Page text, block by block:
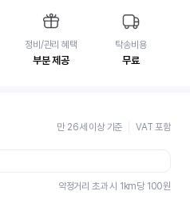
정비/관리 혜택
부분 제공
탁송비용
무료
만 26세 이상 기준 VAT 포함
약정거리 초과 시 1km당 100원